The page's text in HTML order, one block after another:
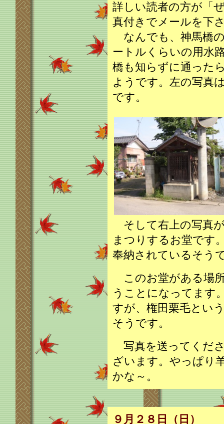
詳しい読者の方が「
真付きでメールを下
なんでも、神馬橋
ートルくらいの用水
橋も知らずに通った
ようです。左の写真
です。
そして右上の写真
まつりするお堂です
奉納されているそう
このお堂がある場
うことになってます
すが、権田栗毛とい
そうです。
写真を送ってくだ
ざいます。やっぱり
かな～。
９月２８日（日）